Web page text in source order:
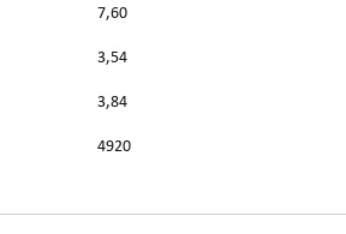
7,60
3,54
3,84
4920